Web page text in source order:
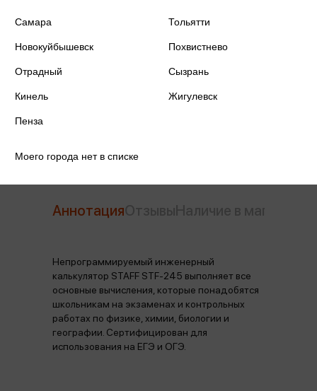
Аннотация
Непрограммируемый инженерный
калькулятор STAFF STF-245 выполняет все
основные вычисления, которые понадобятся
школьникам на экзаменах и контрольных
работах по физике, химии, биологии и
географии. Сертифицирован для
использования на ЕГЭ и ОГЭ.
Самара Тольятти
Новокуйбышевск Похвистнево
Отрадный Сызрань
Кинель Жигулевск
Пенза
Моего города нет в списке